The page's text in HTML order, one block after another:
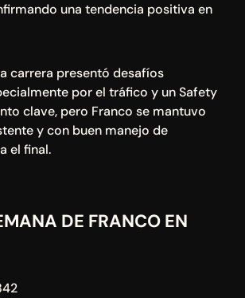
una tendencia positiva en
carrera presentó desafíos
por el tráfico y un Safety
clave, pero Franco se mantuvo
y con buen manejo de
el final.
DE FRANCO EN